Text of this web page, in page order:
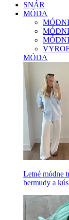
SNÁR
MÓDA
MÓDA
Letné módne
bermudy a